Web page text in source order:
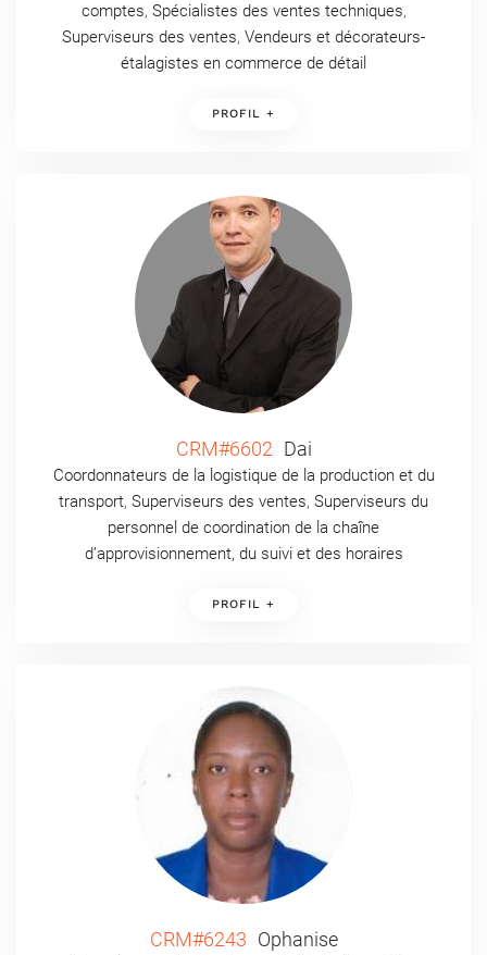
comptes, Spécialistes des ventes techniques,
Superviseurs des ventes, Vendeurs et décorateurs-
étalagistes en commerce de détail
PROFIL +
CRM#6602 Dai
Coordonnateurs de la logistique de la production et du
transport, Superviseurs des ventes, Superviseurs du
personnel de coordination de la chaîne
d’approvisionnement, du suivi et des horaires
PROFIL +
CRM#6243 Ophanise